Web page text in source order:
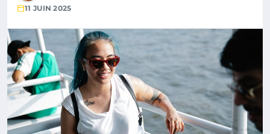
11 JUIN 2025